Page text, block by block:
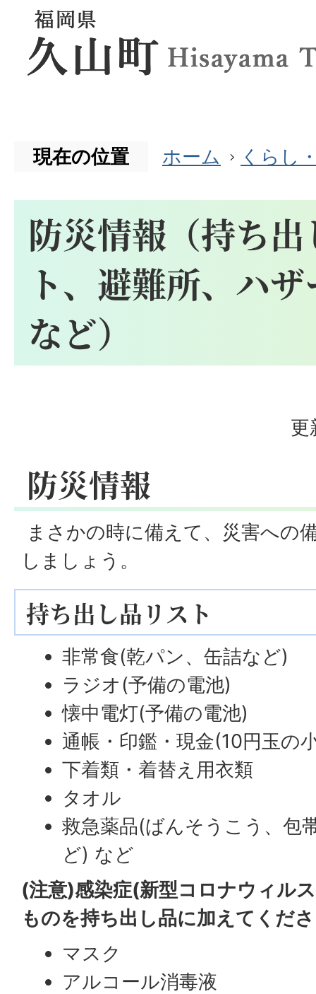
現在の位置 ホーム くらし
防災情報（持ち
ト、避難所、ハ
など）
更
防災情報
まさかの時に備えて、災害への
しましょう。
持ち出し品リスト
非常食(乾パン、缶詰など)
ラジオ(予備の電池)
懐中電灯(予備の電池)
通帳・印鑑・現金(10円玉の
下着類・着替え用衣類
タオル
救急薬品(ばんそうこう、包
ど) など
(注意)感染症(新型コロナウィル
ものを持ち出し品に加えてくだ
マスク
アルコール消毒液